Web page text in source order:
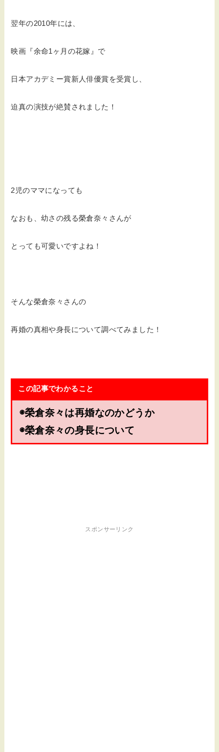
翌年の2010年には、
映画『余命1ヶ月の花嫁』で
日本アカデミー賞新人俳優賞を受賞し、
迫真の演技が絶賛されました！
2児のママになっても
なおも、幼さの残る榮倉奈々さんが
とっても可愛いですよね！
そんな榮倉奈々さんの
再婚の真相や身長について調べてみました！
この記事でわかること
◉榮倉奈々は再婚なのかどうか
◉榮倉奈々の身長について
スポンサーリンク